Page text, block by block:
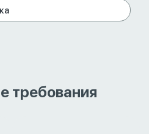
требования